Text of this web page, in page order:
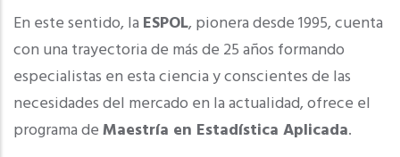
En este sentido, la ESPOL, pionera desde 1995, cuenta
con una trayectoria de más de 25 años formando
especialistas en esta ciencia y conscientes de las
necesidades del mercado en la actualidad, ofrece el
programa deMaestría en Estadística Aplicada.